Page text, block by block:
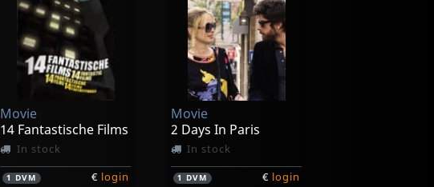
Movie
14 Fantastische Films
In stock
1 DVM € login
Movie
2 Days In Paris
In stock
1 DVM € login